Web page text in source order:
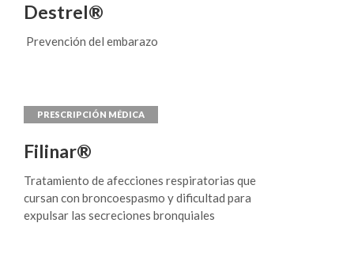
Destrel®
Prevención del embarazo
Filinar®
Tratamiento de afecciones respiratorias que
cursan con broncoespasmo y dificultad para
expulsar las secreciones bronquiales